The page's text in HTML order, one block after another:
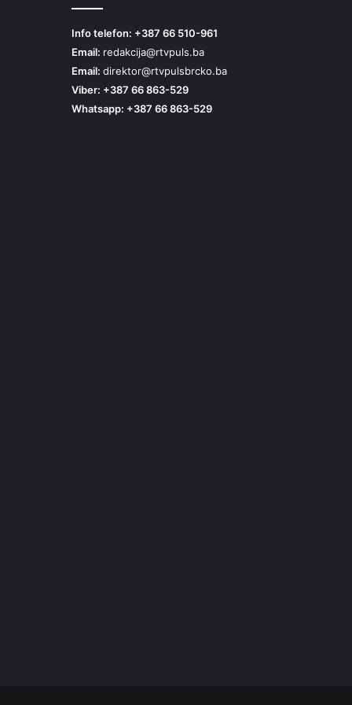
Info telefon: +387 66 510-961
Email: redakcija@rtvpuls.ba
Email: direktor@rtvpulsbrcko.ba
Viber: +387 66 863-529
Whatsapp: +387 66 863-529